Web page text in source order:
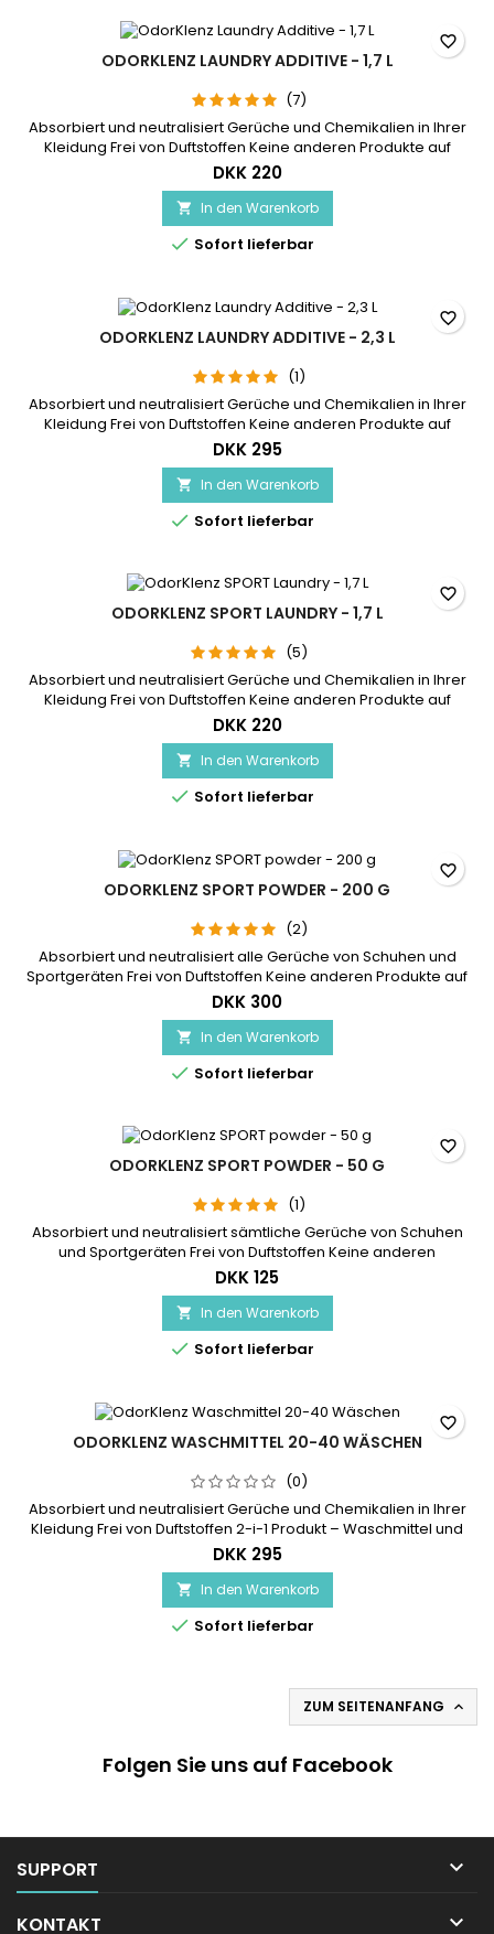
ODORKLENZ LAUNDRY ADDITIVE - 1,7 L
(7)
Absorbiert und neutralisiert Gerüche und Chemikalien in Ihrer
Kleidung Frei von Duftstoffen Keine anderen Produkte auf
dem Markt verfügen über diese fortschrittliche Technologie
Laundry Additive ist in Zusammenarbeit mit Asthma Allergy
Nordic deklariert Reicht für 30 kleine (4 kg) oder 15 normale
(8 kg) Wäschen Dosierbecher enthalten
DKK 220
 In den Warenkorb
 Sofort lieferbar
favorite_border
ODORKLENZ LAUNDRY ADDITIVE - 2,3 L
(1)
Absorbiert und neutralisiert Gerüche und Chemikalien in Ihrer
Kleidung Frei von Duftstoffen Keine anderen Produkte auf
dem Markt verfügen über diese fortschrittliche Technologie
Laundry Additive ist in Zusammenarbeit mit Asthma Allergy
Nordic deklariert Reicht für 40 kleine (4 kg) oder 20 normale
(8 kg) Wäschen Dosierbecher im Lieferumfang enthalten
DKK 295
 In den Warenkorb
 Sofort lieferbar
favorite_border
ODORKLENZ SPORT LAUNDRY - 1,7 L
(5)
Absorbiert und neutralisiert Gerüche und Chemikalien in Ihrer
Kleidung Frei von Duftstoffen Keine anderen Produkte auf
dem Markt verfügen über diese fortschrittliche Technologie
SPORT Laundry Additive ist in Zusammenarbeit mit Asthma
Allergy Nordic deklariert Reicht für 30 kleine (4 kg) oder 15
normale (8 kg) Wäschen Dosierbecher enthalten
DKK 220
 In den Warenkorb
 Sofort lieferbar
favorite_border
ODORKLENZ SPORT POWDER - 200 G
(2)
Absorbiert und neutralisiert alle Gerüche von Schuhen und
Sportgeräten Frei von Duftstoffen Keine anderen Produkte auf
dem Markt verfügen über diese fortschrittliche Technologie
Das Pulver verhindert Geruchsbelästigungen verursacht
durch Schweiß oder andere organische Gerüche
DKK 300
 In den Warenkorb
 Sofort lieferbar
favorite_border
ODORKLENZ SPORT POWDER - 50 G
(1)
Absorbiert und neutralisiert sämtliche Gerüche von Schuhen
und Sportgeräten Frei von Duftstoffen Keine anderen
Produkte auf dem Markt verfügen über diese fortschrittliche
Technologie Das Pulver verhindert Geruchsbelästigungen
verursacht durch Schweiß oder andere organische Gerüche
DKK 125
 In den Warenkorb
 Sofort lieferbar
favorite_border
ODORKLENZ WASCHMITTEL 20-40 WÄSCHEN
(0)
Absorbiert und neutralisiert Gerüche und Chemikalien in Ihrer
Kleidung Frei von Duftstoffen 2-i-1 Produkt – Waschmittel und
Geruchsentferner in einem Reicht für 40 kleine (4 kg) oder 20
normale (8 kg) Wäschen Dosierbecher enthalten
DKK 295
 In den Warenkorb
 Sofort lieferbar
favorite_border
ZUM SEITENANFANG 
Folgen Sie uns auf Facebook
SUPPORT 
KONTAKT 